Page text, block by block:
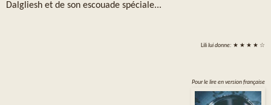
Dalgliesh et de son escouade spéciale...
Lililui donne: ★ ★ ★ ★ ☆
Pour le lire en version française